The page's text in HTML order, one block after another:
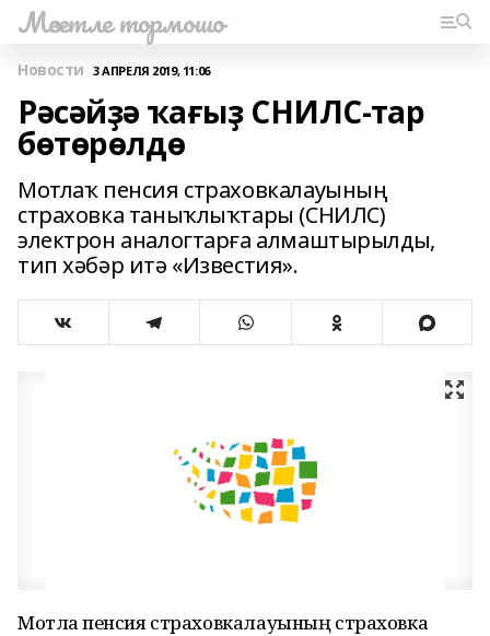
Мәсетле тормошо
Новости 3 АПРЕЛЯ 2019, 11:06
Рәсәйҙә ҡағыҙ СНИЛС-тар
бөтөрөлдө
Мотлаҡ пенсия страховкалауының
страховка таныҡлыҡтары (СНИЛС)
электрон аналогтарға алмаштырылды,
тип хәбәр итә «Известия».
Мотлаҡ пенсия страховкалауының страховка